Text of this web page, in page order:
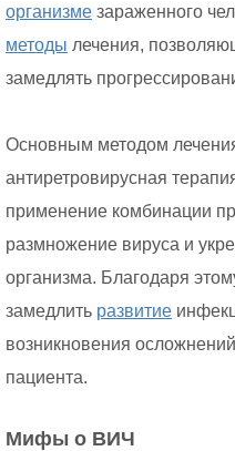
организме зараженного
методы лечения,
замедлять
Основным методом
антиретровирусная
применение комбинации
размножение вируса и
организма. Благодаря
замедлить развитие
возникновения
пациента.
Мифы о ВИЧ